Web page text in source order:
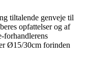
tiltalende genveje til
opfattelser og af
forhandlerens
Ø15/30cm forinden